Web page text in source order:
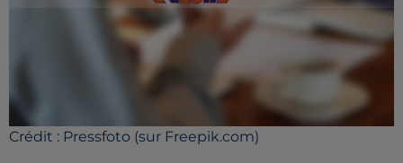
Crédit : Pressfoto (sur Freepik.com)